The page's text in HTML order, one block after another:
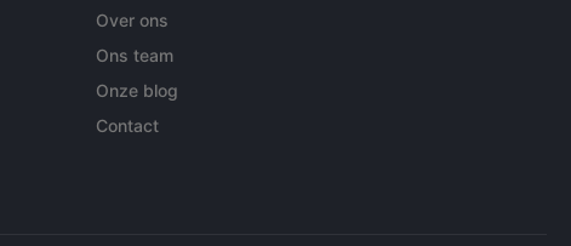
Over ons
Ons team
Onze blog
Contact